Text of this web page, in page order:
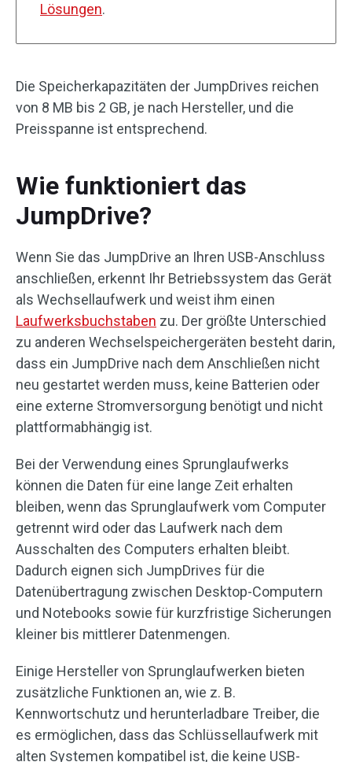
Lösungen.
Die Speicherkapazitäten der JumpDrives reichen
von 8 MB bis 2 GB, je nach Hersteller, und die
Preisspanne ist entsprechend.
Wie funktioniert das
JumpDrive?
Wenn Sie das JumpDrive an Ihren USB-Anschluss
anschließen, erkennt Ihr Betriebssystem das Gerät
als Wechsellaufwerk und weist ihm einen
Laufwerksbuchstaben zu. Der größte Unterschied
zu anderen Wechselspeichergeräten besteht darin,
dass ein JumpDrive nach dem Anschließen nicht
neu gestartet werden muss, keine Batterien oder
eine externe Stromversorgung benötigt und nicht
plattformabhängig ist.
Bei der Verwendung eines Sprunglaufwerks
können die Daten für eine lange Zeit erhalten
bleiben, wenn das Sprunglaufwerk vom Computer
getrennt wird oder das Laufwerk nach dem
Ausschalten des Computers erhalten bleibt.
Dadurch eignen sich JumpDrives für die
Datenübertragung zwischen Desktop-Computern
und Notebooks sowie für kurzfristige Sicherungen
kleiner bis mittlerer Datenmengen.
Einige Hersteller von Sprunglaufwerken bieten
zusätzliche Funktionen an, wie z. B.
Kennwortschutz und herunterladbare Treiber, die
es ermöglichen, dass das Schlüssellaufwerk mit
alten Systemen kompatibel ist, die keine USB-